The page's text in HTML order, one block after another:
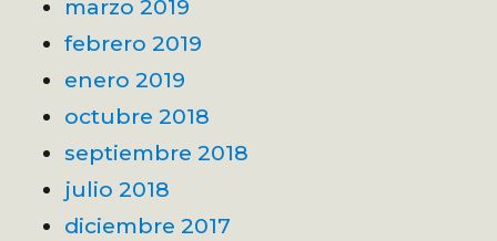
marzo 2019
febrero 2019
enero 2019
octubre 2018
septiembre 2018
julio 2018
diciembre 2017